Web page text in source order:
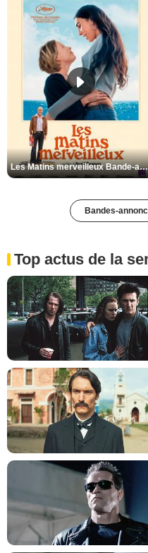
Les Matins merveilleux Bande-annonce VF
Bandes-
Top actus de la